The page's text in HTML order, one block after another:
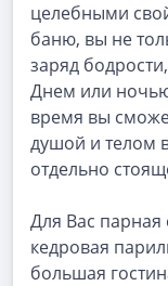
целебными
баню, вы не
заряд
Днем или
время вы
душой и телом
отдельно
Для Вас
кедровая
большая